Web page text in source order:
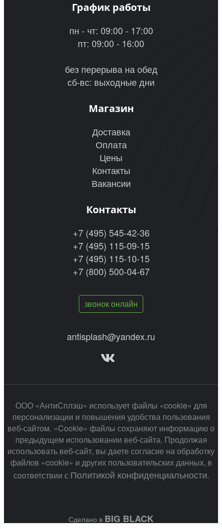
График работы
пн - чт: 09:00 - 17:00
пт: 09:00 - 16:00
без перерыва на обед
сб-вс: выходные дни
Магазин
Доставка
Оплата
Цены
Контакты
Вакансии
Контакты
+7 (495) 545-42-36
+7 (495) 115-09-15
+7 (495) 115-10-15
+7 (800) 500-04-67
звонок онлайн
antisplash@yandex.ru
ООО «АнтиСплэш» использует файлы «cookie» для
персонализации и повышения удобства пользования
веб-сайтом. «Cookie» файлы сохраняют информацию о
предыдущем использовании веб-сайта. Продолжая
использовать веб-сайт, вы даете согласие на обработку
файлов «cookie» и других пользовательских данных, в
соответствии с Политикой конфиденциальности.
Сделано в BIG BLACK